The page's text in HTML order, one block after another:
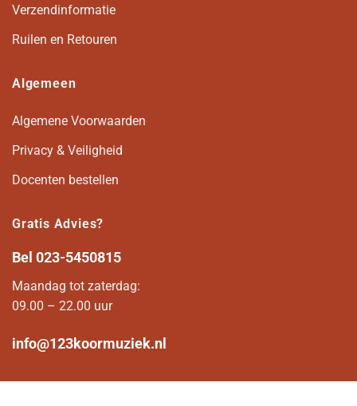
Verzendinformatie
Ruilen en Retouren
Algemeen
Algemene Voorwaarden
Privacy & Veiligheid
Docenten bestellen
Gratis Advies?
Bel 023-5450815
Maandag tot zaterdag:
09.00 – 22.00 uur
info@123koormuziek.nl